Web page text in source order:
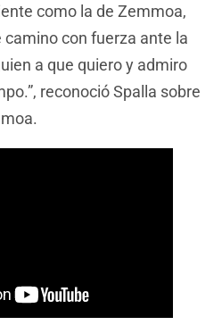
como la de Zemmoa,
con fuerza ante la
a que quiero y admiro
reconoció Spalla sobre